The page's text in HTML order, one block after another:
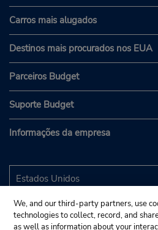
Carros mais alugados
Destinos mais procurados nos EUA
Parceiros Budget
Suporte Budget
Informações da empresa
We, and our third-party partners, use
technologies to collect, record, and
as well as information about your